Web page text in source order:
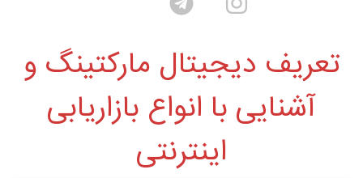
تعریف دیجیتال مارکتینگ و
آشنایی با انواع بازاریابی
اینترنتی